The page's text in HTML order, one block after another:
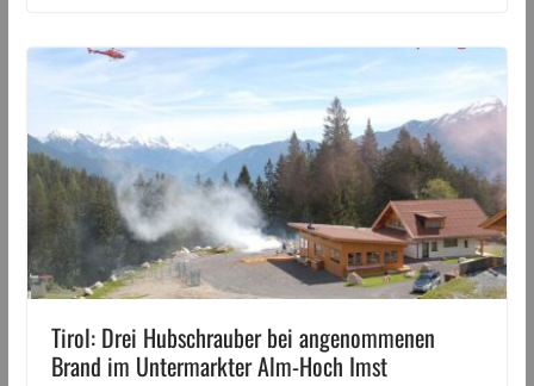
Tirol: Drei Hubschrauber bei angenommenen
Brand im Untermarkter Alm-Hoch Imst